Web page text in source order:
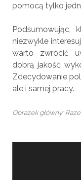
pomocą tylko
Podsumowując,
niezwykle
warto zwrócić
dobrą jakość
Zdecydowanie
ale i samej pracy.
Obrazek główny: